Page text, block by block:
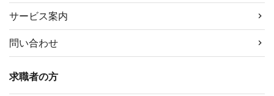
サービス案内
問い合わせ
求職者の方